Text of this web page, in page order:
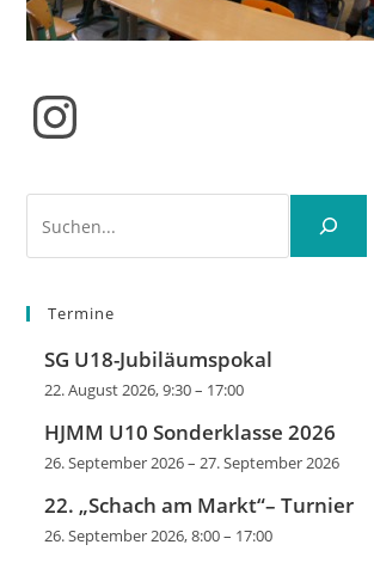
Instagram
Termine
SG U18-Jubiläumspokal
22. August 2026, 9:30– 17:00
HJMM U10 Sonderklasse 2026
26. September 2026–27. September 2026
22. „Schach am Markt“– Turnier
26. September 2026, 8:00– 17:00